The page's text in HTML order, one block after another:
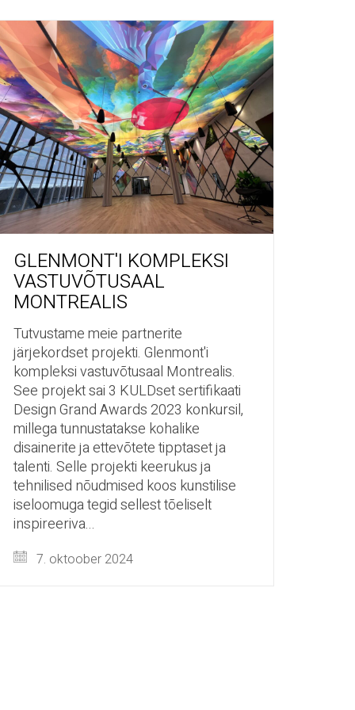
GLENMONT'I KOMPLEKSI
VASTUVÕTUSAAL
MONTREALIS
Tutvustame meie partnerite
järjekordset projekti. Glenmont'i
kompleksi vastuvõtusaal Montrealis.
See projekt sai 3 KULDset sertifikaati
Design Grand Awards 2023 konkursil,
millega tunnustatakse kohalike
disainerite ja ettevõtete tipptaset ja
talenti. Selle projekti keerukus ja
tehnilised nõudmised koos kunstilise
iseloomuga tegid sellest tõeliselt
inspireeriva...
7. oktoober 2024